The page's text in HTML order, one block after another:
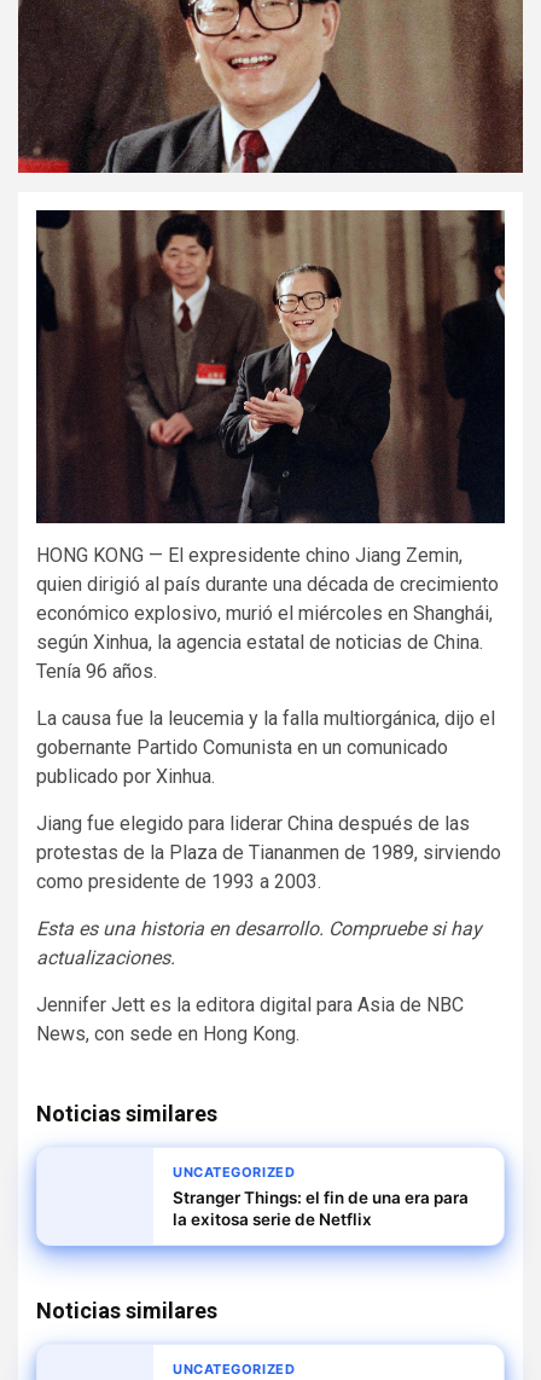
HONG KONG — El expresidente chino Jiang Zemin,
quien dirigió al país durante una década de crecimiento
económico explosivo, murió el miércoles en Shanghái,
según Xinhua, la agencia estatal de noticias de China.
Tenía 96 años.
La causa fue la leucemia y la falla multiorgánica, dijo el
gobernante Partido Comunista en un comunicado
publicado por Xinhua.
Jiang fue elegido para liderar China después de las
protestas de la Plaza de Tiananmen de 1989, sirviendo
como presidente de 1993 a 2003.
Esta es una historia en desarrollo. Compruebe si hay
actualizaciones.
Jennifer Jett es la editora digital para Asia de NBC
News, con sede en Hong Kong.
Noticias similares
UNCATEGORIZED
Stranger Things: el fin de una era para
la exitosa serie de Netflix
Noticias similares
UNCATEGORIZED